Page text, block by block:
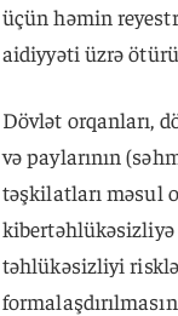
üçün həmin
aidiyyəti üzrə
Dövlət orqanları,
və paylarının
təşkilatları məsul
kibertəhlükəsizliyə
təhlükəsizliyi